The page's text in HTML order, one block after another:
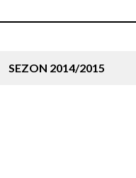
SEZON 2014/2015